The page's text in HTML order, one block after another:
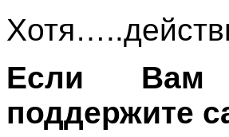
Если Вам
поддержите